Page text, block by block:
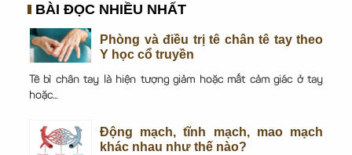
BÀI ĐỌC NHIỀU NHẤT
Phòng và điều trị tê chân tê tay theo
Y học cổ truyền
Tê bì chân tay là hiện tượng giảm hoặc mất cảm giác ở tay
hoặc...
Động mạch, tĩnh mạch, mao mạch
khác nhau như thế nào?